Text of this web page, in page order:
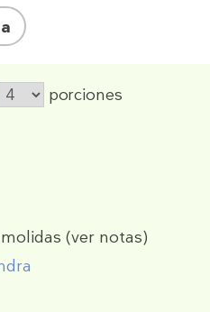
porciones
(ver notas)